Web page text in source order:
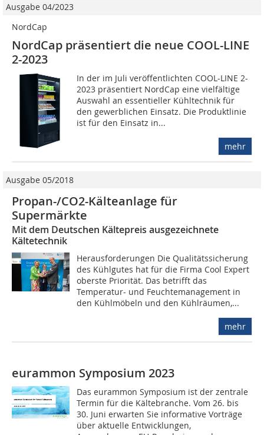
Ausgabe 04/2023
NordCap
NordCap präsentiert die neue COOL-LINE
2-2023
In der im Juli veröffentlichten COOL-LINE 2-
2023 präsentiert NordCap eine vielfältige
Auswahl an essentieller Kühltechnik für
den gewerblichen Einsatz. Die Produktlinie
ist für den Einsatz in...
mehr
Ausgabe 05/2018
Propan-/CO2-Kälteanlage für
Supermärkte
Mit dem Deutschen Kältepreis ausgezeichnete
Kältetechnik
Herausforderungen Die Qualitätssicherung
des Kühlgutes hat für die Firma Cool Expert
oberste Priorität. Das betrifft das
Temperatur- und Feuchtemanagement in
den Kühlmöbeln und den Kühlräumen,...
mehr
eurammon Symposium 2023
Das eurammon Symposium ist der zentrale
Termin für die Kältebranche. Vom 26. bis
30. Juni erwarten Sie informative Vorträge
über aktuelle Entwicklungen,